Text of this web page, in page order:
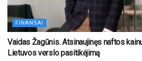
FINANSAI
Vaidas Žagūnis. Atsinaujinęs naftos
Lietuvos verslo pasitikėjimą